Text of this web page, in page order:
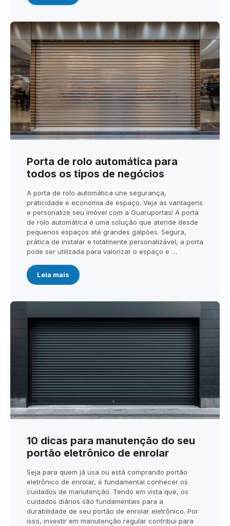
Porta de rolo automática para
todos os tipos de negócios
A porta de rolo automática une segurança,
praticidade e economia de espaço. Veja as vantagens
e personalize seu imóvel com a Guaruportas! A porta
de rolo automática é uma solução que atende desde
pequenos espaços até grandes galpões. Segura,
prática de instalar e totalmente personalizável, a porta
pode ser utilizada para valorizar o espaço e …
Leia mais
10 dicas para manutenção do seu
portão eletrônico de enrolar
Seja para quem já usa ou está comprando portão
eletrônico de enrolar, é fundamental conhecer os
cuidados de manutenção. Tendo em vista que, os
cuidados diários são fundamentais para a
durabilidade de seu portão de enrolar eletrônico. Por
isso, investir em manutenção regular contribui para